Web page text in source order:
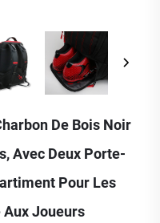
De Bois Noir
Avec Deux Porte-
Pour Les
Joueurs